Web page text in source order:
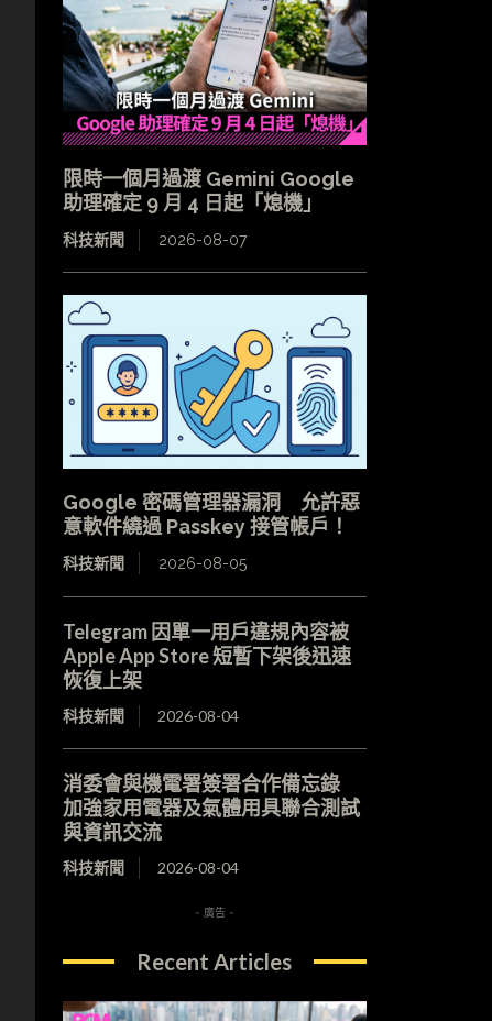
限時一個月過渡 Gemini Google
助理確定 9 月 4 日起「熄機」
科技新聞 2026-08-07
Google 密碼管理器漏洞 允許惡
意軟件繞過 Passkey 接管帳戶！
科技新聞 2026-08-05
Telegram 因單一用戶違規內容被
Apple App Store 短暫下架後迅速
恢復上架
科技新聞 2026-08-04
消委會與機電署簽署合作備忘錄
加強家用電器及氣體用具聯合測試
與資訊交流
科技新聞 2026-08-04
- 廣告 -
Recent Articles